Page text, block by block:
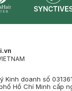
Kinh doanh số
Hồ Chí Minh cấp